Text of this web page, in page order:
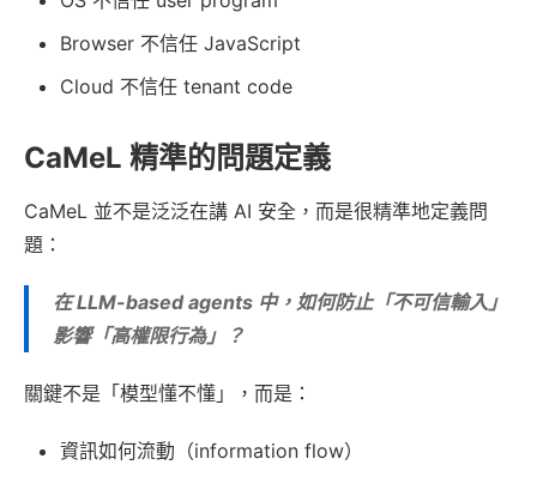
Browser 不信任 JavaScript
Cloud 不信任 tenant code
CaMeL 精準的問題定義
CaMeL 並不是泛泛在講 AI 安全，而是很精準地定義問
題：
在 LLM-based agents 中，如何防止「不可信輸入」
影響「高權限行為」？
關鍵不是「模型懂不懂」，而是：
資訊如何流動（information flow）